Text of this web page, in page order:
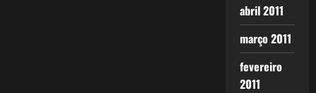
abril 2011
março 2011
fevereiro
2011